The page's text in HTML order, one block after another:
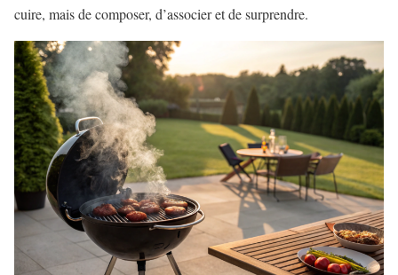
cuire, mais de composer, d’associer et de surprendre.